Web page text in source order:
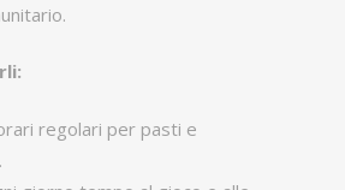
regolari per pasti e